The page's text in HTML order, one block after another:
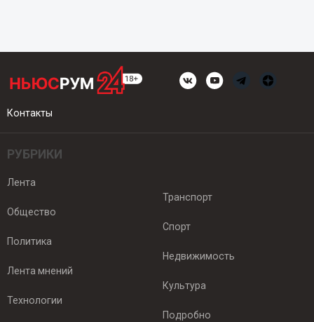
Контакты
РУБРИКИ
Лента
Общество
Политика
Лента мнений
Технологии
Транспорт
Спорт
Недвижимость
Культура
Подробно